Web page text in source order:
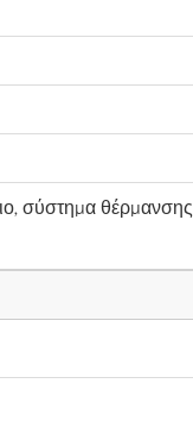
σύστημα θέρμανσης